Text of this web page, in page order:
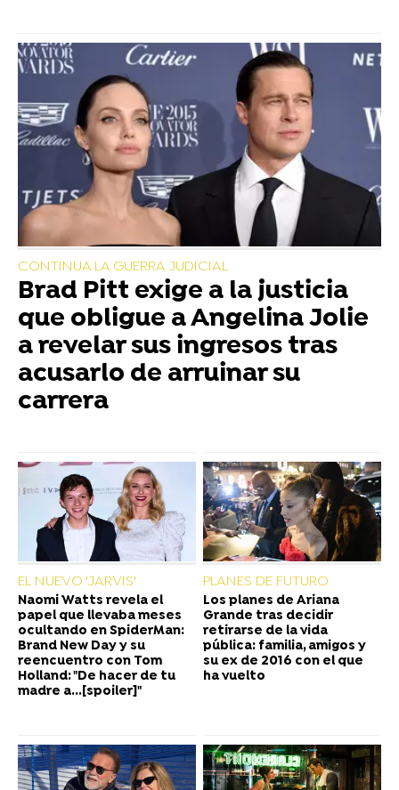
CONTINUA LA GUERRA JUDICIAL
Brad Pitt exige a la justicia
que obligue a Angelina Jolie
a revelar sus ingresos tras
acusarlo de arruinar su
carrera
EL NUEVO 'JARVIS'
Naomi Watts revela el
papel que llevaba meses
ocultando en SpiderMan:
Brand New Day y su
reencuentro con Tom
Holland: "De hacer de tu
madre a...[spoiler]"
PLANES DE FUTURO
Los planes de Ariana
Grande tras decidir
retirarse de la vida
pública: familia, amigos y
su ex de 2016 con el que
ha vuelto